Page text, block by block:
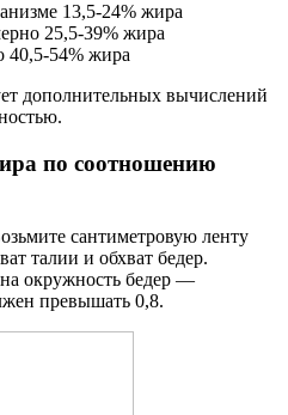
13,5-24% жира
25,5-39% жира
54% жира
дополнительных вычислений
по соотношению
сантиметровую ленту
талии и обхват бедер.
окружность бедер —
превышать 0,8.